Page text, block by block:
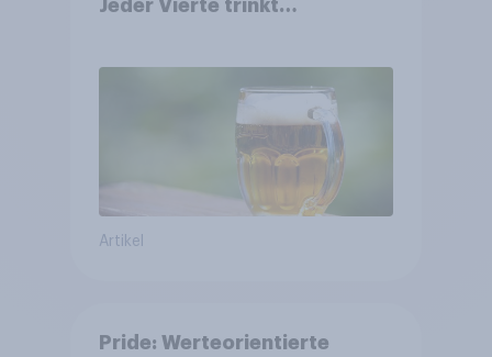
Jeder Vierte trinkt
wächst um über 23 Prozent
Artikel
Pride: Werteorientierte